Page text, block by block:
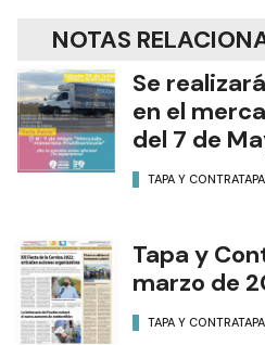
NOTAS
Se
en el
del 7 de
TAPA Y CONTRATAPA
Tapa y
marzo de
TAPA Y CONTRATAPA